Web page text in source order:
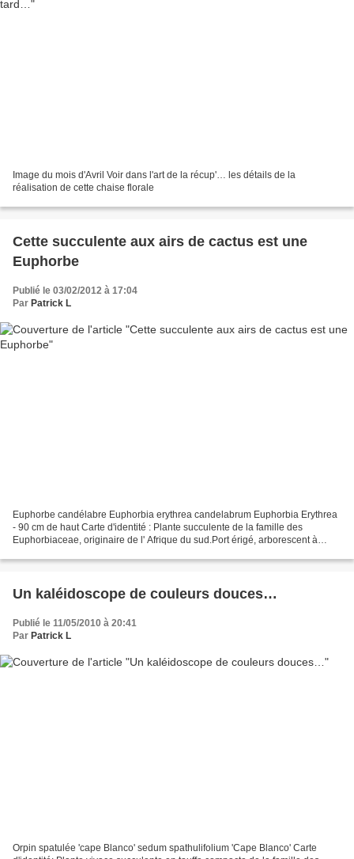
Image du mois d'Avril Voir dans l'art de la récup'… les détails de la
réalisation de cette chaise florale
Cette succulente aux airs de cactus est une
Euphorbe
Publié le 03/02/2012 à 17:04
Par Patrick L
Euphorbe candélabre Euphorbia erythrea candelabrum Euphorbia Erythrea
- 90 cm de haut Carte d'identité : Plante succulente de la famille des
Euphorbiaceae, originaire de l' Afrique du sud.Port érigé, arborescent à
Un kaléidoscope de couleurs douces…
Publié le 11/05/2010 à 20:41
Par Patrick L
Orpin spatulée 'cape Blanco' sedum spathulifolium 'Cape Blanco' Carte